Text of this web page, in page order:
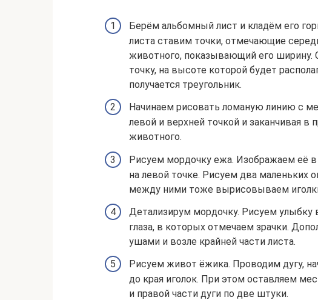
Берём альбомный лист и кладём его
листа ставим точки, отмечающие
животного, показывающий его ширину.
точку, на высоте которой будет
получается треугольник.
Начинаем рисовать ломаную линию с
левой и верхней точкой и заканчивая в
животного.
Рисуем мордочку ежа. Изображаем её в
на левой точке. Рисуем два маленьких
между ними тоже вырисовываем
Детализирум мордочку. Рисуем улыбку
глаза, в которых отмечаем зрачки.
ушами и возле крайней части листа.
Рисуем живот ёжика. Проводим дугу,
до края иголок. При этом оставляем
и правой части дуги по две штуки.